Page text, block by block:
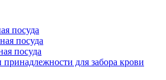
посуда
посуда
посуда
для забора крови